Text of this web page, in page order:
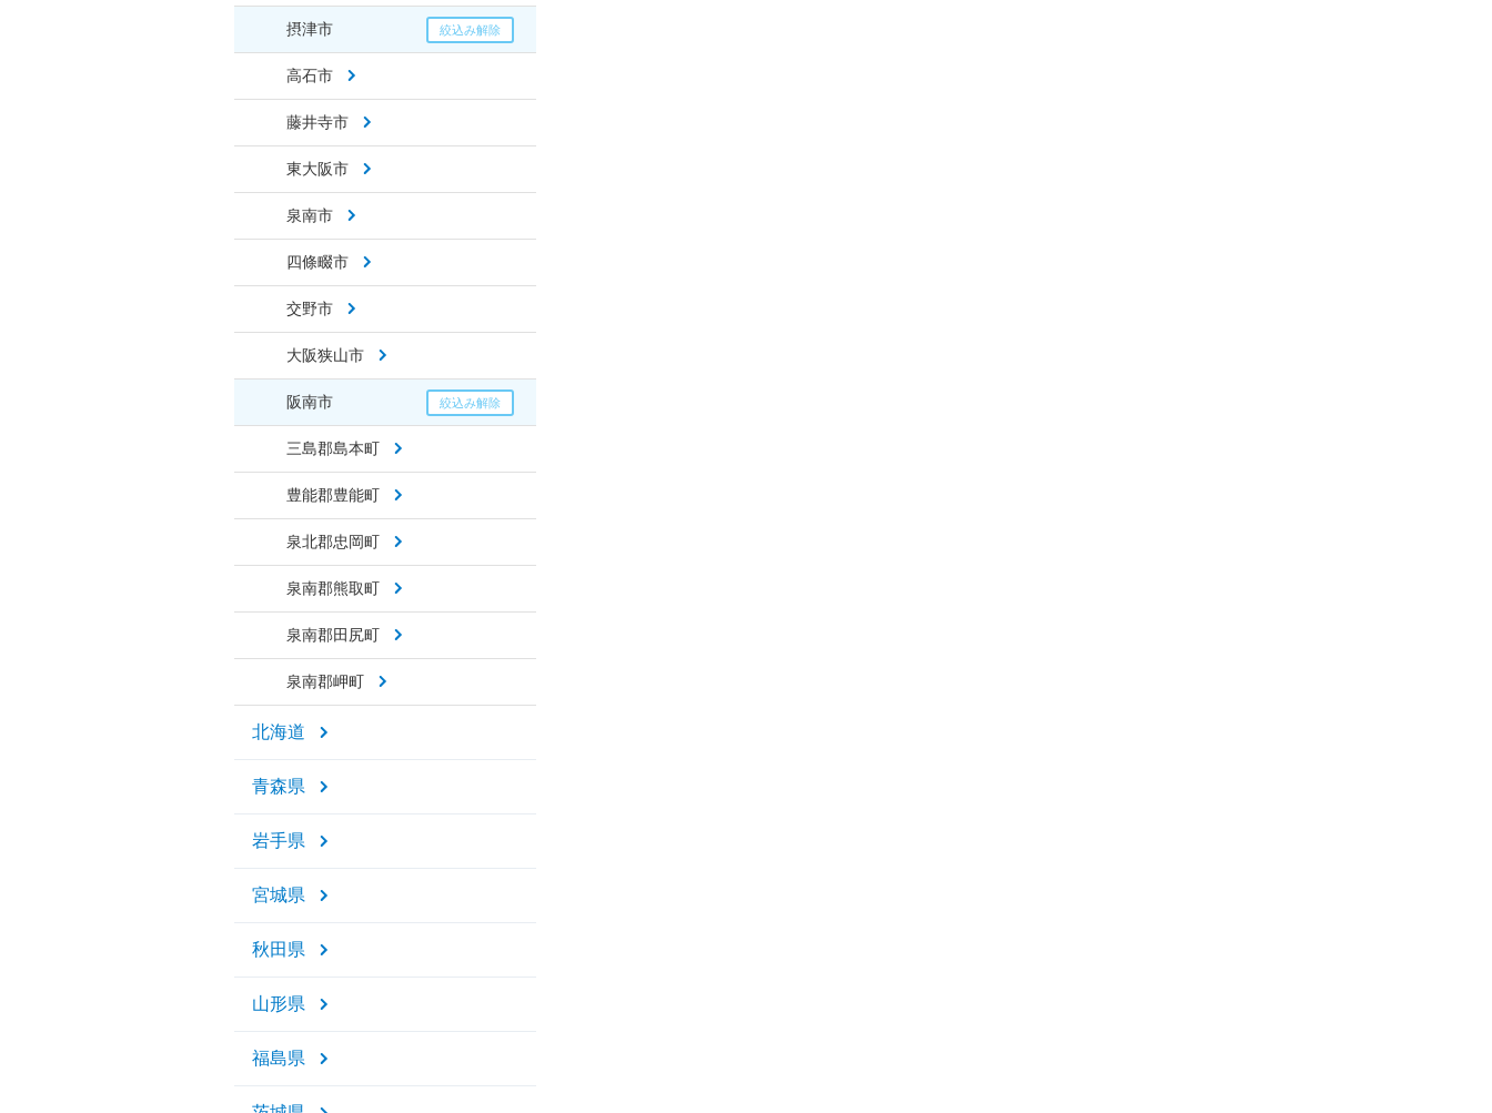
摂津市
高石市
藤井寺市
東大阪市
泉南市
四條畷市
交野市
大阪狭山市
阪南市
三島郡島本町
豊能郡豊能町
泉北郡忠岡町
泉南郡熊取町
泉南郡田尻町
泉南郡岬町
北海道
青森県
岩手県
宮城県
秋田県
山形県
福島県